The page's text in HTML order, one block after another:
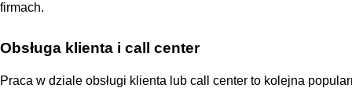
firmach.
Obsługa klienta i call center
Praca w dziale obsługi klienta lub call center to kolejna